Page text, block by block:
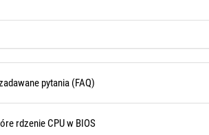
pytania (FAQ)
rdzenie CPU w BIOS